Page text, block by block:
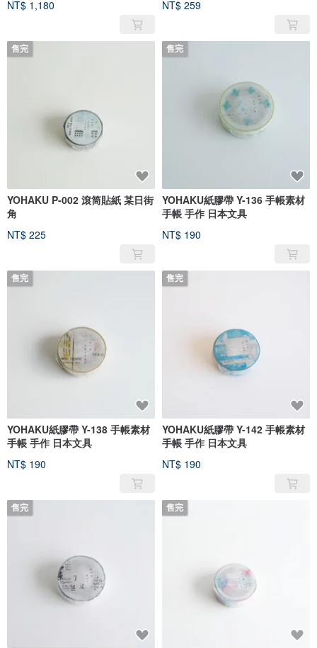
NT$ 1,180 NT$ 259
售完
YOHAKU P-002 滾筒貼紙 某日街
角
NT$ 225
售完
YOHAKU紙膠帶 Y-136 手帳素材
手帳 手作 日本文具
NT$ 190
售完
YOHAKU紙膠帶 Y-138 手帳素材
手帳 手作 日本文具
NT$ 190
售完
YOHAKU紙膠帶 Y-142 手帳素材
手帳 手作 日本文具
NT$ 190
售完 售完